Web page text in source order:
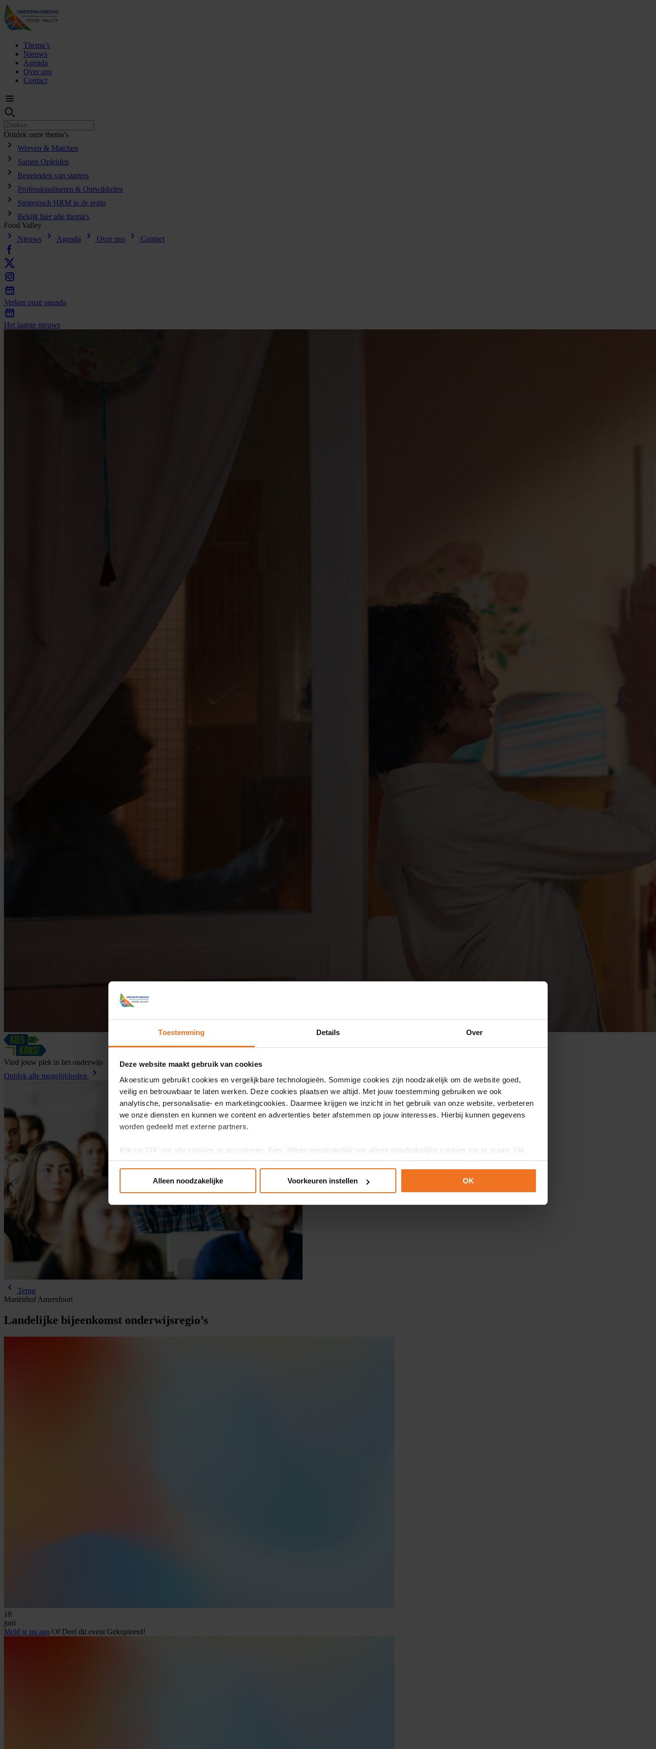
Toestemming Details Over
Deze website maakt gebruik van cookies
Akoesticum gebruikt cookies en vergelijkbare technologieën. Sommige cookies zijn noodzakelijk om de website goed,
veilig en betrouwbaar te laten werken. Deze cookies plaatsen we altijd. Met jouw toestemming gebruiken we ook
analytische, personalisatie- en marketingcookies. Daarmee krijgen we inzicht in het gebruik van onze website, verbeteren
we onze diensten en kunnen we content en advertenties beter afstemmen op jouw interesses. Hierbij kunnen gegevens
worden gedeeld met externe partners.
Klik op ‘OK’ om alle cookies te accepteren. Kies ‘Alleen noodzakelijk’ om alleen noodzakelijke cookies toe te staan. Via
‘Voorkeuren instellen’ kun je per categorie kiezen welke cookies je accepteert. Je kunt je keuze op ieder moment wijzigen
Alleen noodzakelijke
Voorkeuren instellen OK
Thema’s
Nieuws
Agenda
Over ons
Contact
Ontdek onze thema's
Werven & Matchen
Samen Opleiden
Begeleiden van starters
Professionaliseren & Ontwikkelen
Strategisch HRM in de regio
Bekijk hier alle thema's
Food Valley
Nieuws
Agenda Over ons Contact
Verken onze agenda
Het laatste nieuws
Vind jouw plek in het onderwijs
Ontdek alle mogelijkheden
Terug
Mariënhof Amersfoort
Landelijke bijeenkomst onderwijsregio’s
18
juni
Meld je nu aan Of Deel dit event Gekopieerd!